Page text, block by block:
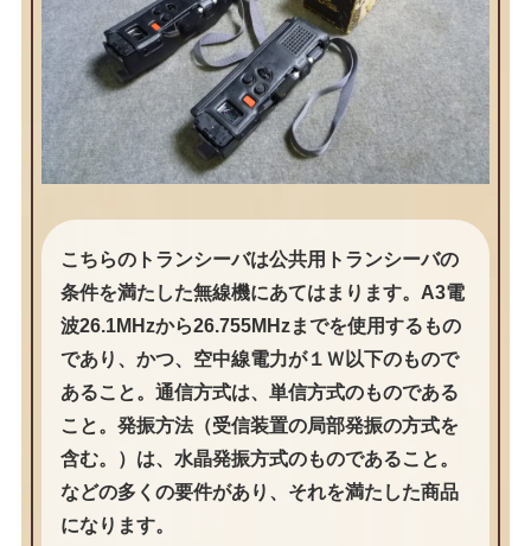
こちらのトランシーバは公共用トランシーバの
条件を満たした無線機にあてはまります。A3電
波26.1MHzから26.755MHzまでを使用するもの
であり、かつ、空中線電力が１Ｗ以下のもので
あること。通信方式は、単信方式のものである
こと。発振方法（受信装置の局部発振の方式を
含む。）は、水晶発振方式のものであること。
などの多くの要件があり、それを満たした商品
になります。